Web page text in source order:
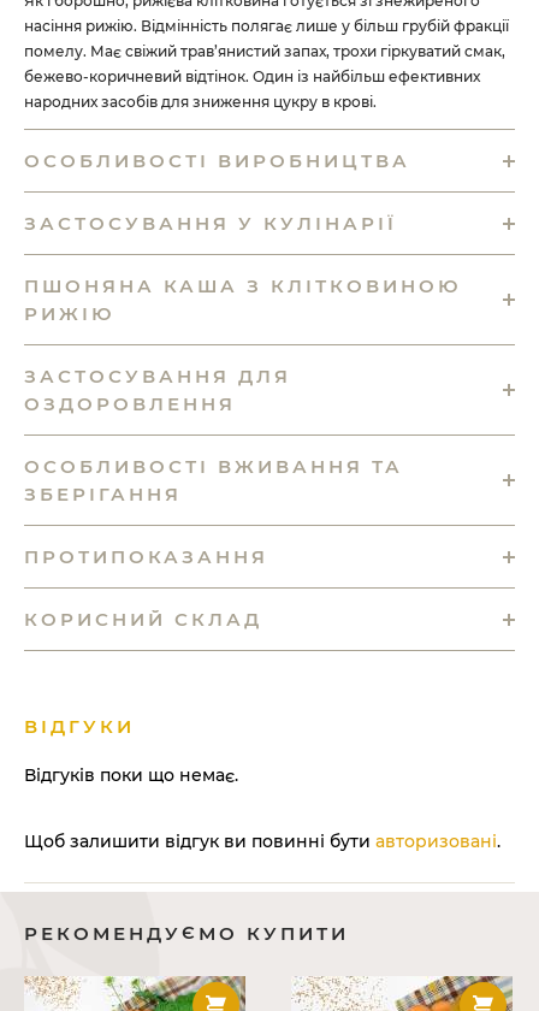
насіння рижію. Відмінність полягає лише у більш грубій фракції
помелу. Має свіжий трав’янистий запах, трохи гіркуватий смак,
бежево-коричневий відтінок. Один із найбільш ефективних
народних засобів для зниження цукру в крові.
ОСОБЛИВОСТІ ВИРОБНИЦТВА
ЗАСТОСУВАННЯ У КУЛІНАРІЇ
ПШОНЯНА КАША З КЛІТКОВИНОЮ
РИЖІЮ
ЗАСТОСУВАННЯ ДЛЯ
ОЗДОРОВЛЕННЯ
ОСОБЛИВОСТІ ВЖИВАННЯ ТА
ЗБЕРІГАННЯ
ПРОТИПОКАЗАННЯ
КОРИСНИЙ СКЛАД
ВІДГУКИ
Відгуків поки що немає.
Щоб залишити відгук ви повинні бути авторизовані.
РЕКОМЕНДУЄМО КУПИТИ